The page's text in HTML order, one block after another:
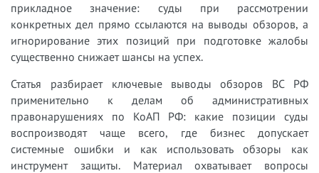
прикладное значение: суды при рассмотрении
конкретных дел прямо ссылаются на выводы обзоров, а
игнорирование этих позиций при подготовке жалобы
существенно снижает шансы на успех.
Статья разбирает ключевые выводы обзоров ВС РФ
применительно к делам об административных
правонарушениях по КоАП РФ: какие позиции суды
воспроизводят чаще всего, где бизнес допускает
системные ошибки и как использовать обзоры как
инструмент защиты. Материал охватывает вопросы